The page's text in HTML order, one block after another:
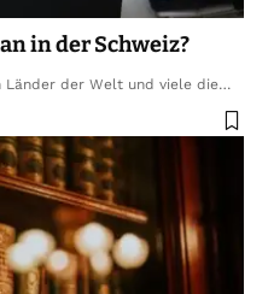
in der Schweiz?
Länder der Welt und viele die…